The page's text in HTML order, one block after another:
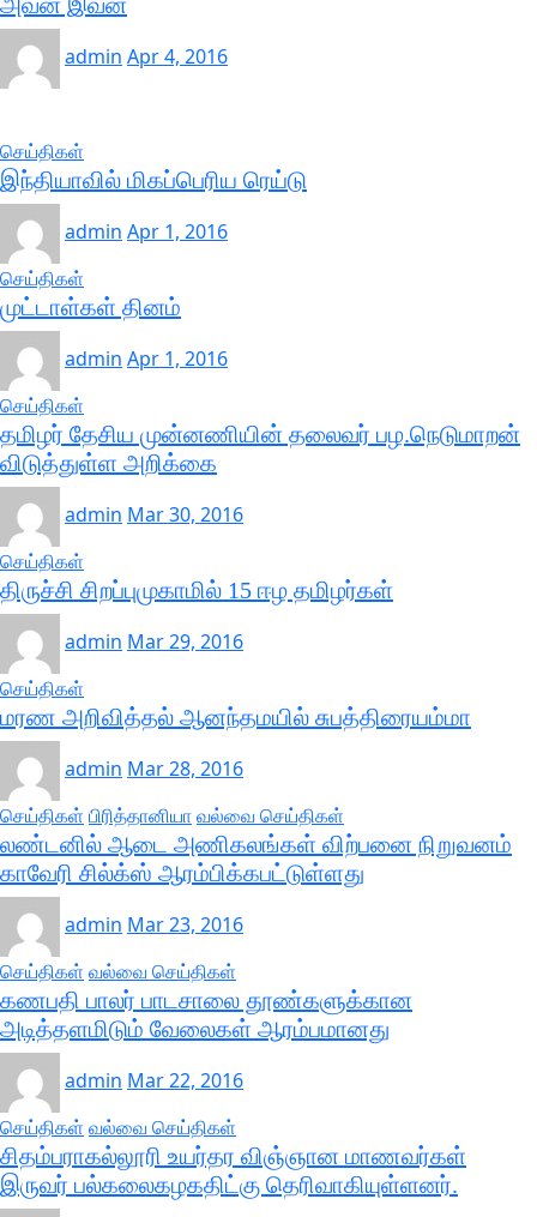
admin Apr 4, 2016
செய்திகள்
இந்தியாவில் மிகப்பெரிய ரெய்டு
admin Apr 1, 2016
செய்திகள்
முட்டாள்கள் தினம்
admin Apr 1, 2016
செய்திகள்
தமிழர் தேசிய முன்னணியின் தலைவர் பழ.நெடுமாறன்
விடுத்துள்ள அறிக்கை
admin Mar 30, 2016
செய்திகள்
திருச்சி சிறப்புமுகாமில் 15 ஈழ தமிழர்கள்
admin Mar 29, 2016
செய்திகள்
மரண அறிவித்தல் ஆனந்தமயில் சுபத்திரையம்மா
admin Mar 28, 2016
செய்திகள் பிரித்தானியாவல்வை செய்திகள்
லண்டனில் ஆடை அணிகலங்கள் விற்பனை நிறுவனம்
காவேரி சில்க்ஸ் ஆரம்பிக்கபட்டுள்ளது
admin Mar 23, 2016
செய்திகள் வல்வை செய்திகள்
கணபதி பாலர் பாடசாலை தூண்களுக்கான
அடித்தளமிடும் வேலைகள் ஆரம்பமானது
admin Mar 22, 2016
செய்திகள் வல்வை செய்திகள்
சிதம்பராகல்லூரி உயர்தர விஞ்ஞான மாணவர்கள்
இருவர் பல்கலைகழகதிட்கு தெரிவாகியுள்ளனர்.